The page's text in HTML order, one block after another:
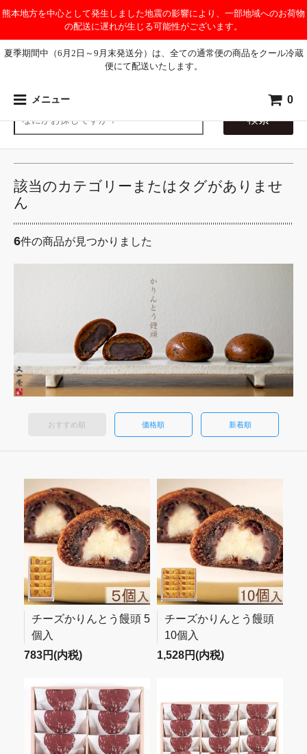
熊本地方を中心として発生しました地震の影響により、一部地域へのお荷物
の配送に遅れが生じる可能性がございます。
夏季期間中（6月2日～9月末発送分）は、全ての通常便の商品をクール冷蔵
便にて配送いたします。
メニュー
0
検索
該当のカテゴリーまたはタグがありませ
ん
6件の商品が見つかりました
おすすめ順 価格順 新着順
チーズかりんとう饅頭 5
個入
783円(内税)
チーズかりんとう饅頭
10個入
1,528円(内税)